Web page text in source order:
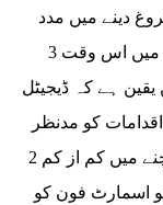
دینے میں مدد
ملے گی۔شاہ رخ نے مزید کہا ملک میں اس وقت 3G/4G کی
یقین ہے کہ ڈیجیٹل
کو مدنظر
رکھتے ہوئے اسے 80 فی صد سے زائد تک پہنچنے میں کم از کم 2
اسمارٹ فون کو